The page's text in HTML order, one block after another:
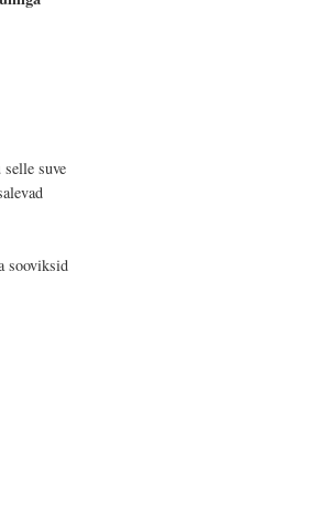
suve
sooviksid